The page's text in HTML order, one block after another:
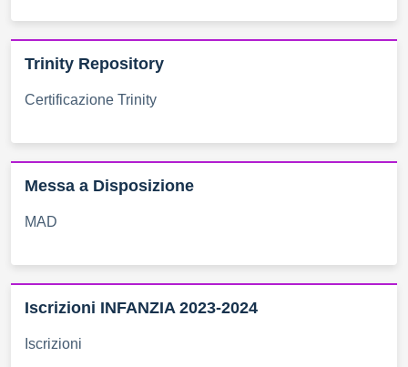
Trinity Repository
Certificazione Trinity
Messa a Disposizione
MAD
Iscrizioni INFANZIA 2023-2024
Iscrizioni